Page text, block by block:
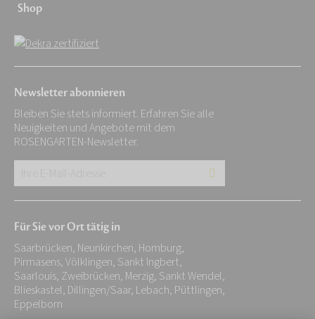
Shop
Newsletter abonnieren
Bleiben Sie stets informiert. Erfahren Sie alle
Neuigkeiten und Angebote mit dem
ROSENGARTEN-Newsletter.
Adresse:
*
Für Sie vor Ort tätig in
Saarbrücken, Neunkirchen, Homburg,
Pirmasens, Völklingen, Sankt Ingbert,
Saarlouis, Zweibrücken, Merzig, Sankt Wendel,
Blieskastel, Dillingen/Saar, Lebach, Püttlingen,
Eppelborn